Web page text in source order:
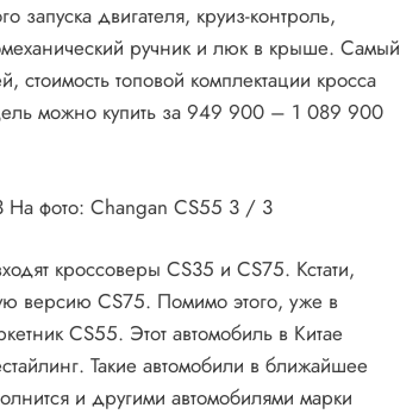
двигателя, круиз-контроль,
ручник и люк в крыше. Самый
топовой комплектации кросса
можно купить за 949 900 – 1 089 900
фото: Changan CS55 3 / 3
кроссоверы CS35 и CS75. Кстати,
версию CS75. Помимо этого, уже в
CS55. Этот автомобиль в Китае
Такие автомобили в ближайшее
и другими автомобилями марки